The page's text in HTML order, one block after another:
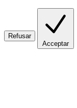
Refusar
Acceptar